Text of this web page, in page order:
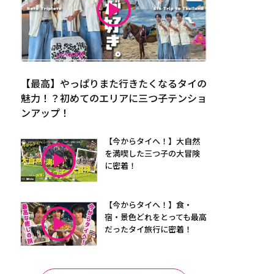
【最高】やっぱりまた行きたくなるタイの
魅力！？初めてのエリアに三つ子テンショ
ンアップ！
【今からタイへ！】大自然
を満喫した三つ子の大冒険
に密着！
【今からタイへ！】食・
宿・景色どれをとっても最高
だったタイ旅行に密着！